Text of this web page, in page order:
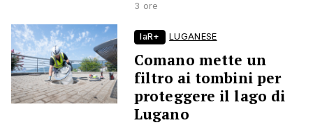
3 ore
laR+ LUGANESE
Comano mette un
filtro ai tombini per
proteggere il lago di
Lugano